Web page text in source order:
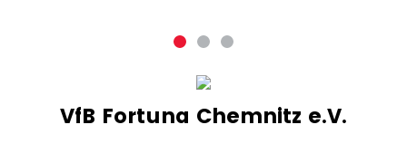
VfB Fortuna Chemnitz e.V.